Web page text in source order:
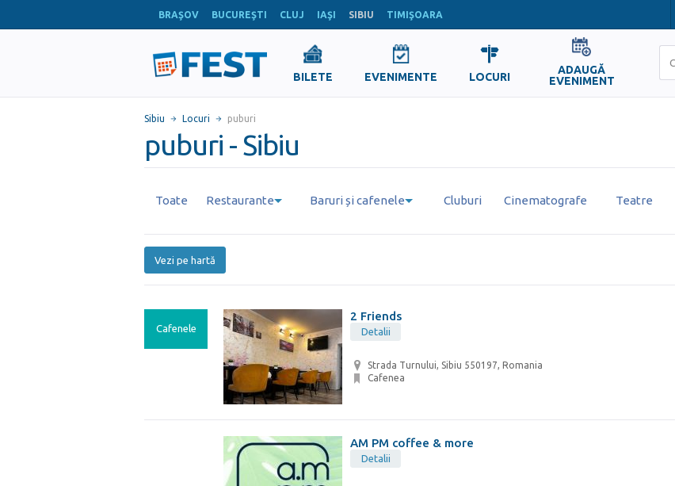
BRAŞOV BUCUREŞTI CLUJ IAŞI SIBIU TIMIŞOARA
BILETE EVENIMENTE LOCURI
ADAUGĂ
EVENIMENT
Sibiu Locuri puburi
puburi - Sibiu
Toate Restaurante Baruri și cafenele Cluburi Cinematografe Teatre
Vezi pe hartă
Cafenele
2 Friends
Detalii
Strada Turnului, Sibiu 550197, Romania
Cafenea
AM PM coffee & more
Detalii